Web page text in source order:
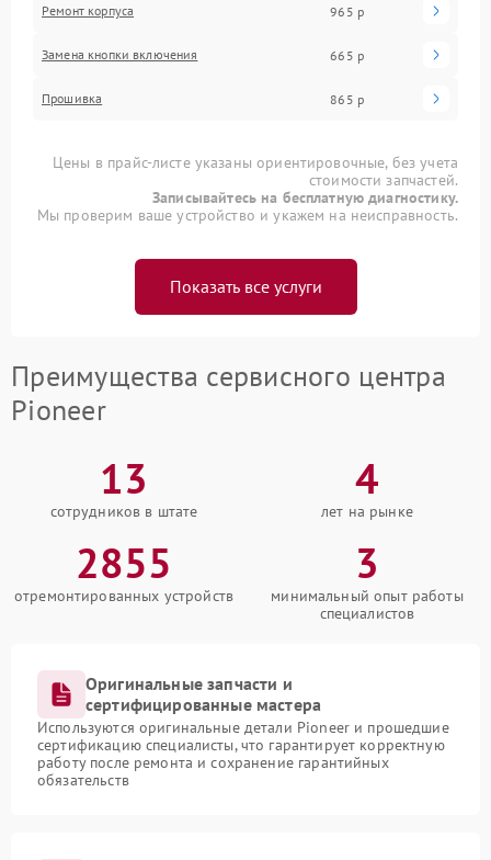
Ремонт корпуса 965 р
Замена кнопки включения 665 р
Прошивка 865 р
Цены в прайс-листе указаны ориентировочные, без учета
стоимости запчастей.
Записывайтесь на бесплатную диагностику.
Мы проверим ваше устройство и укажем на неисправность.
Показать все услуги
Преимущества сервисного центра
Pioneer
13
сотрудников в штате
4
лет на рынке
2855
отремонтированных устройств
3
минимальный опыт работы
специалистов
Оригинальные запчасти и
сертифицированные мастера
Используются оригинальные детали Pioneer и прошедшие
сертификацию специалисты, что гарантирует корректную
работу после ремонта и сохранение гарантийных
обязательств